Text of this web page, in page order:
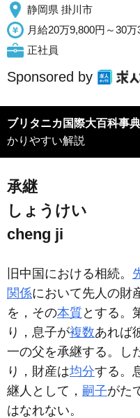
静岡県 掛川市
月給20万9,800円～30万
正社員
Sponsored by
ブリタニカ国際大百科事
かりやすい解説
承継
しょうけい
cheng ji
旧中国における相続。
関係において先人の財
を，その本質とする。
り，息子が複数あれば
一の父を承継する。し
り，財産は均分する。
継人として， 嗣子がた
はなれない。